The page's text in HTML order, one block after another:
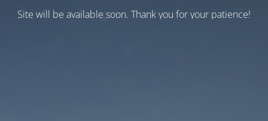
Site will be available soon. Thank you for your patience!